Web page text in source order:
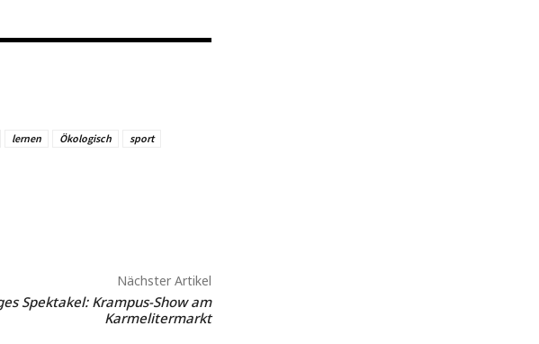
lernen Ökologisch
sport
Nächster Artikel
Spektakel: Krampus-Show am
Karmelitermarkt